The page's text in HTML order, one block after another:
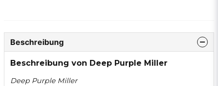
Beschreibung
Beschreibung von Deep Purple Miller
Deep Purple Miller